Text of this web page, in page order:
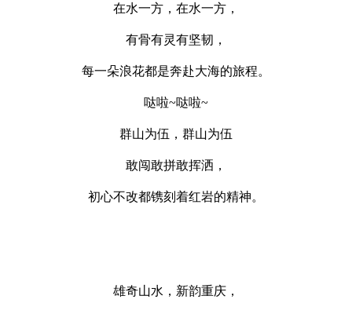
在水一方，在水一方，
有骨有灵有坚韧，
每一朵浪花都是奔赴大海的旅程。
哒啦~哒啦~
群山为伍，群山为伍
敢闯敢拼敢挥洒，
初心不改都镌刻着红岩的精神。
雄奇山水，新韵重庆，